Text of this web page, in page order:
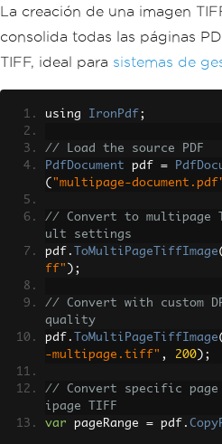
La creación de una imagen
consolida todas las páginas
TIFF, ideal para sistemas de
using IronPdf ;
// Load the source PDF
PdfDocument pdf =
( "multipage-
// Convert to multipage
ult settings
pdf . ToMultiPageTiffImage(
ff" );
// Convert with custom
quality
pdf . ToMultiPageTiffImage(
-multipage.tiff" , 200 );
// Convert specific page
ipage TIFF
var pageRange = pdf .